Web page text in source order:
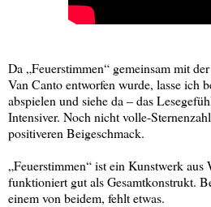
Da „Feuerstimmen“ gemeinsam mit
Van Canto entworfen wurde, lasse ich
abspielen und siehe da – das
Intensiver. Noch nicht volle-
positiveren Beigeschmack.
„Feuerstimmen“ ist ein Kunstwerk aus
funktioniert gut als Gesamtkonstrukt.
einem von beidem, fehlt etwas.